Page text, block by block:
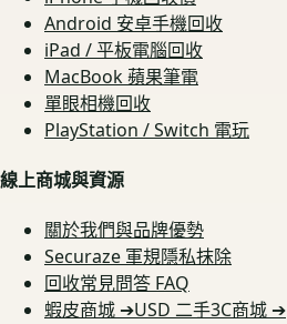
Android 安卓手機回收
iPad / 平板電腦回收
MacBook 蘋果筆電
單眼相機回收
PlayStation / Switch 電玩
線上商城與資源
關於我們與品牌優勢
Securaze 軍規隱私抹除
回收常見問答 FAQ
蝦皮商城 ➔USD 二手3C商城 ➔